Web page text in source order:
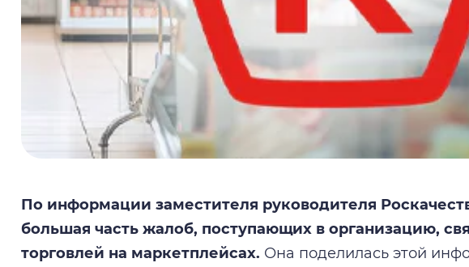
По информации заместителя руководителя
большая часть жалоб, поступающих в организацию,
торговлей на маркетплейсах. Она поделилась этой